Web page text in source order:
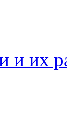
и их